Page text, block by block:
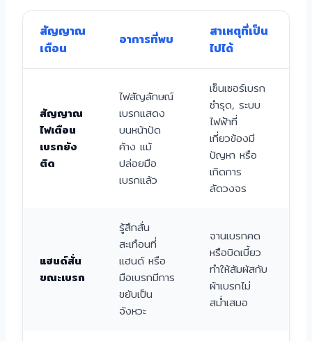
สัญญาณ
เตือน
อาการที่พบ
สาเหตุที่เป็น
ไปได้
สัญญาณ
ไฟเตือน
เบรกยัง
ติด
ไฟสัญลักษณ์
เบรกแสดง
บนหน้าปัด
ค้าง แม้
ปล่อยมือ
เบรกแล้ว
เซ็นเซอร์เบรก
ชำรุด, ระบบ
ไฟฟ้าที่
เกี่ยวข้องมี
ปัญหา หรือ
เกิดการ
ลัดวงจร
แฮนด์สั่น
ขณะเบรก
รู้สึกสั่น
สะเทือนที่
แฮนด์ หรือ
มือเบรกมีการ
ขยับเป็น
จังหวะ
จานเบรกคด
หรือบิดเบี้ยว
ทำให้สัมผัสกับ
ผ้าเบรกไม่
สม่ำเสมอ